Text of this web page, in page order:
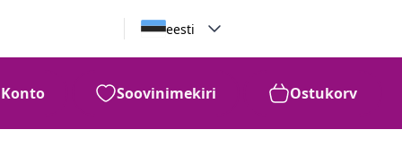
eesti
Konto Soovinimekiri Ostukorv